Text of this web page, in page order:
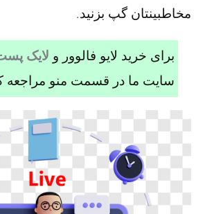
مخاطبینتان گپ بزنید.
برای خرید لایو فالوور و لایک
سایت ما در قسمت منو مراجعه